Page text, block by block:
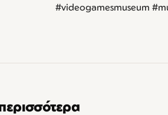
#videogamesmuseum